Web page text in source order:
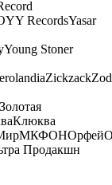
YY RecordsYasar
Young Stoner
Zickzack
Золотая
Клюква
МКФОНОрфей
Продакшн